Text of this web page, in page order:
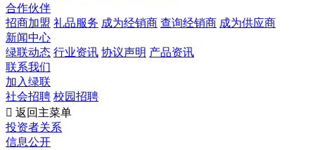
合作伙伴
招商加盟 礼品服务 成为经销商 查询经销商 成为供应商
新闻中心
绿联动态 行业资讯 协议声明 产品资讯
联系我们
加入绿联
社会招聘 校园招聘
 返回主菜单
投资者关系
信息公开